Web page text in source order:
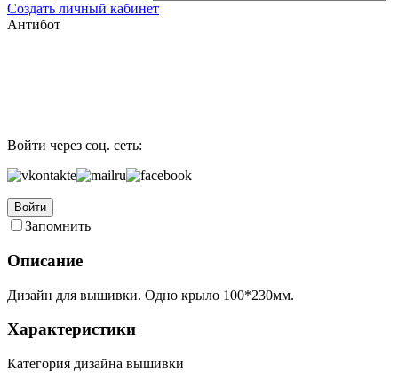
Создать личный кабинет
Антибот
Войти через соц. сеть:
Войти
Запомнить
Описание
Дизайн для вышивки. Одно крыло 100*230мм.
Характеристики
Категория дизайна вышивки